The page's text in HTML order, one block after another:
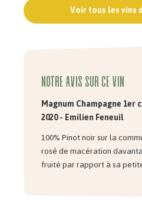
Voir tous les vins
Notre avis sur ce vin
Magnum Champagne 1er
2020 - Emilien Feneuil
100% Pinot noir sur la
rosé de macération
fruité par rapport à sa